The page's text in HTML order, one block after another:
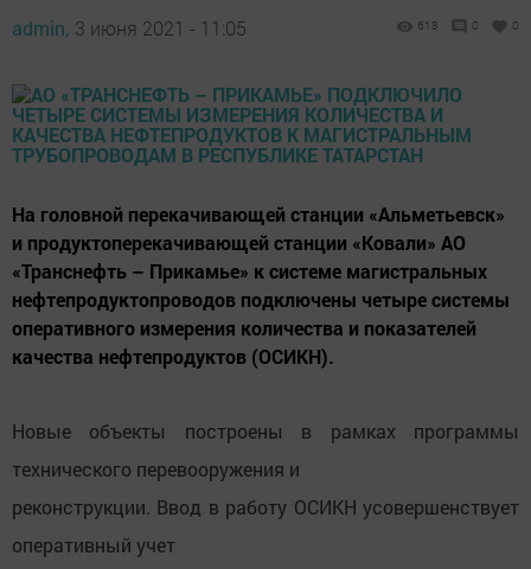
admin, 3 июня 2021 - 11:05 618 0 0
На головной перекачивающей станции «Альметьевск»
и продуктоперекачивающей станции «Ковали» АО
«Транснефть – Прикамье» к системе магистральных
нефтепродуктопроводов подключены четыре системы
оперативного измерения количества и показателей
качества нефтепродуктов (ОСИКН).
Новые объекты построены в рамках программы
технического перевооружения и
реконструкции. Ввод в работу ОСИКН усовершенствует
оперативный учет